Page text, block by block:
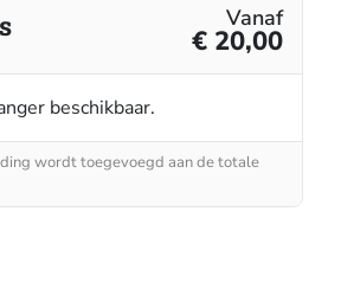
Vanaf
€ 20,00
beschikbaar.
wordt toegevoegd aan de totale